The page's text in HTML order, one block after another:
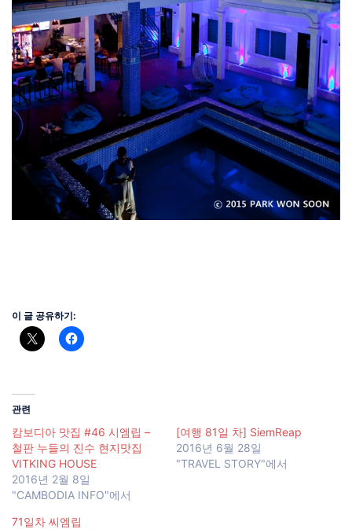
이 글 공유하기:
관련
캄보디아 맛집 #46 시엠립 –
철판 누들의 진수 현지맛집
VITKING HOUSE
2016년 2월 8일
"CAMBODIA INFO"에서
[여행 81일 차] SiemReap
2016년 6월 28일
"TRAVEL STORY"에서
71일차 씨엠립